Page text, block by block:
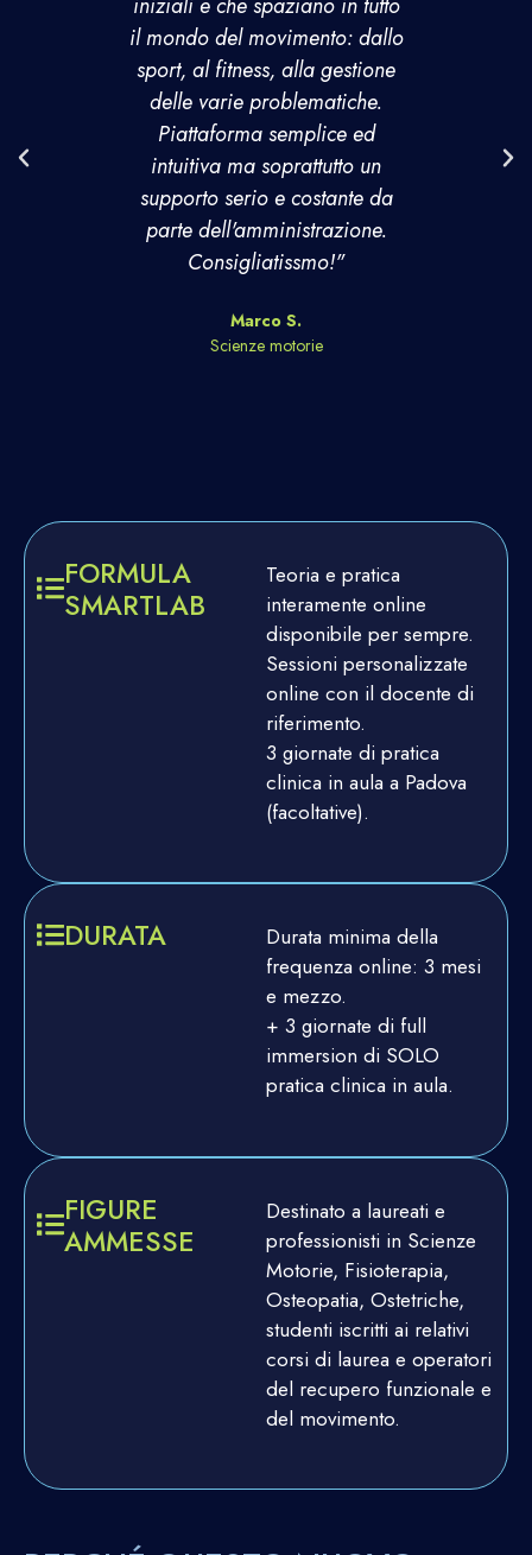
il mondo del movimento: dallo
sport, al fitness, alla gestione
delle varie problematiche.
Piattaforma semplice ed
intuitiva ma soprattutto un
supporto serio e costante da
parte dell'amministrazione.
Consigliatissmo!"
Marco S.
Scienze motorie
online
FORMULA
SMARTLAB
Teoria e pratica
interamente online
disponibile per sempre.
Sessioni personalizzate
online con il docente di
riferimento.
3 giornate di pratica
clinica in aula a Padova
(facoltative).
DURATA
Durata minima della
frequenza online: 3 mesi
e mezzo.
+ 3 giornate di full
immersion di SOLO
pratica clinica in aula.
FIGURE
AMMESSE
Destinato a laureati e
professionisti in Scienze
Motorie, Fisioterapia,
Osteopatia, Ostetriche,
studenti iscritti ai relativi
corsi di laurea e operatori
del recupero funzionale e
del movimento.